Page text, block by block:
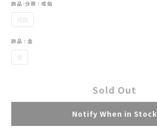
飾品-分類 : 戒指
戒指
飾品 : 金
金
Sold Out
Notify When in Stock